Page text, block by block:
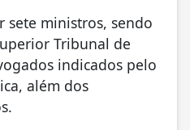
sete ministros, sendo
Tribunal de
indicados pelo
além dos